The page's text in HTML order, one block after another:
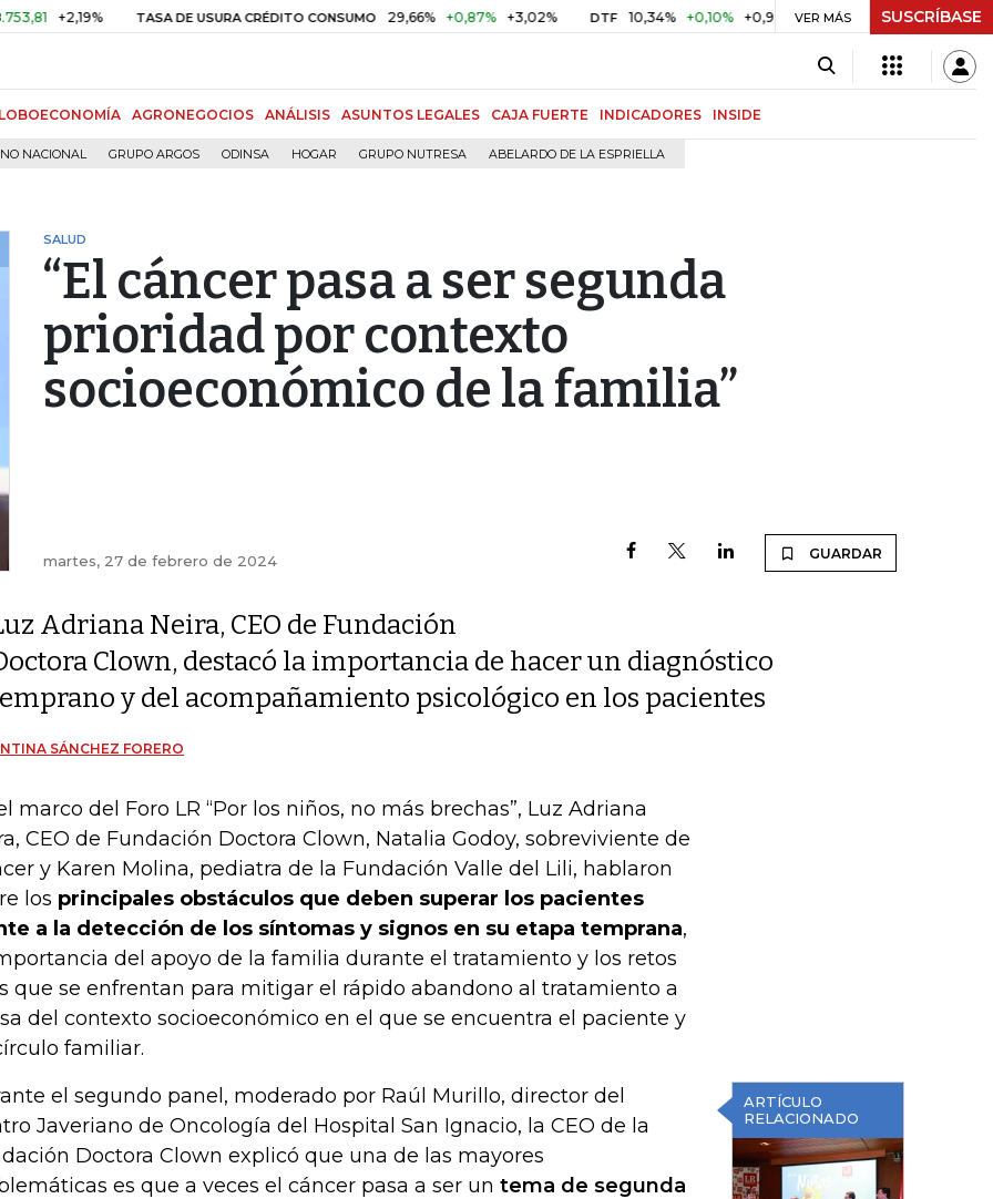
TASA DE USURA CRÉDITO CONSUMO 29,66% +0,87% +3,02% DTF 10,34% +0,10% +0,98% UVR $ 417,01 +$ 0,05 +0,01%
VER MÁS SUSCRÍBASE
AGRONEGOCIOS ANÁLISIS ASUNTOS LEGALES CAJA FUERTE INDICADORES INSIDE
NACIONAL GRUPO ARGOS ODINSA HOGAR GRUPO NUTRESA ABELARDO DE LA ESPRIELLA
SALUD
“El cáncer pasa a ser segunda
prioridad por contexto
socioeconómico de la familia”
martes, 27 de febrero de 2024 GUARDAR
Adriana Neira, CEO de Fundación
Clown, destacó la importancia de hacer un diagnóstico
y del acompañamiento psicológico en los pacientes
SÁNCHEZ FORERO
marco del Foro LR “Por los niños, no más brechas”, Luz Adriana
CEO de Fundación Doctora Clown, Natalia Godoy, sobreviviente de
y Karen Molina, pediatra de la Fundación Valle del Lili, hablaron
los principales obstáculos que deben superar los pacientes
a la detección de los síntomas y signos en su etapa temprana,
del apoyo de la familia durante el tratamiento y los retos
que se enfrentan para mitigar el rápido abandono al tratamiento a
del contexto socioeconómico en el que se encuentra el paciente y
familiar.
ARTÍCULO
RELACIONADO
el segundo panel, moderado por Raúl Murillo, director del
Javeriano de Oncología del Hospital San Ignacio, la CEO de la
Doctora Clown explicó que una de las mayores
es que a veces el cáncer pasa a ser un tema de segunda